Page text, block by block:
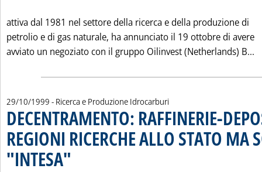
attiva dal 1981 nel settore della ricerca e della produzione di
petrolio e di gas naturale, ha annunciato il 19 ottobre di avere
avviato un negoziato con il gruppo Oilinvest (Netherlands) B...
29/10/1999 - Ricerca e Produzione Idrocarburi
DECENTRAMENTO: RAFFINERIE-
REGIONI RICERCHE ALLO STATO MA
"INTESA"